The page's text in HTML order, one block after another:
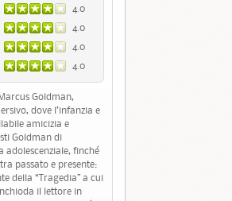
4.0
4.0
4.0
4.0
Goldman,
dove l’infanzia e
amicizia e
Goldman di
adolescenziale, finché
passato e presente:
della “Tragedia” a cui
il lettore in